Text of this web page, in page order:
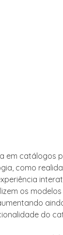
em catálogos
como
os
do